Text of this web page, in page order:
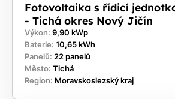
Fotovoltaika s řídicí
- Tichá okres Nový Jičín
Výkon: 9,90 kWp
Baterie: 10,65 kWh
Panelů: 22 panelů
Město: Tichá
Region: Moravskoslezský kraj